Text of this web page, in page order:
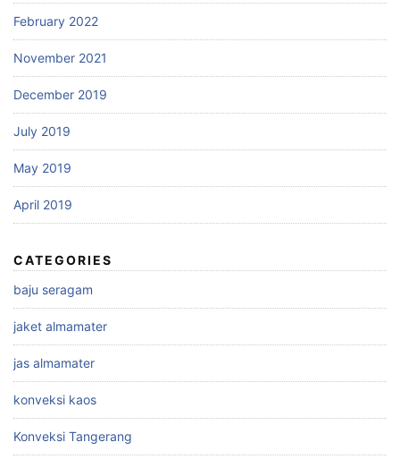
February 2022
November 2021
December 2019
July 2019
May 2019
April 2019
CATEGORIES
baju seragam
jaket almamater
jas almamater
konveksi kaos
Konveksi Tangerang